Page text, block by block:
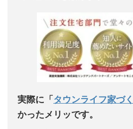
実際に「 タウンライフ家づ
かったメリッです。